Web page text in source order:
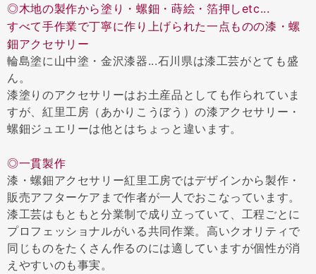
◎木地の製作から塗り・螺鈿・蒔絵・箔押しetc...
すべて手作業で丁寧に作り上げられた一点ものの漆・螺
鈿アクセサリー
輪島塗に山中塗・金沢漆器...石川県は漆工芸がとても盛
ん。
漆塗りのアクセサリーはお土産品としても作られていま
すが、紅里工房（あかりこうぼう）の漆アクセサリー・
螺鈿ジュエリーは他とはちょっと違います。
◎一貫製作
漆・螺鈿アクセサリー紅里工房ではデザインから製作・
販売アフターケアまで作者が一人でおこなっています。
漆工芸はもともと分業制で成り立っていて、工程ごとに
プロフェッショナルがいる共同作業。高いクオリティで
同じものをたくさん作るのには適していますが個性が消
えやすいのも事実。